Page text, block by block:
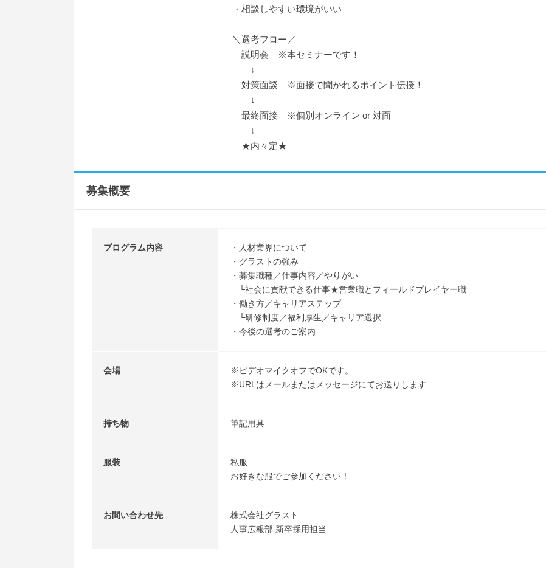
・相談しやすい環境がいい
＼選考フロー／
説明会 ※本セミナーです！
↓
対策面談 ※面接で聞かれるポイント伝授！
↓
最終面接 ※個別オンライン or 対面
↓
★内々定★
募集概要
プログラム内容
・人材業界について
・グラストの強み
・募集職種／仕事内容／やりがい
└社会に貢献できる仕事★営業職とフィールドプレイヤー職
・働き方／キャリアステップ
└研修制度／福利厚生／キャリア選択
・今後の選考のご案内
会場
※ビデオマイクオフでOKです。
※URLはメールまたはメッセージにてお送りします
持ち物 筆記用具
服装
私服
お好きな服でご参加ください！
お問い合わせ先
株式会社グラスト
人事広報部 新卒採用担当